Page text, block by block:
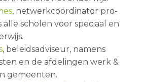
, netwerkcoördinator pro-
alle scholen voor speciaal en
, beleidsadviseur, namens
en de afdelingen werk &
gemeenten.